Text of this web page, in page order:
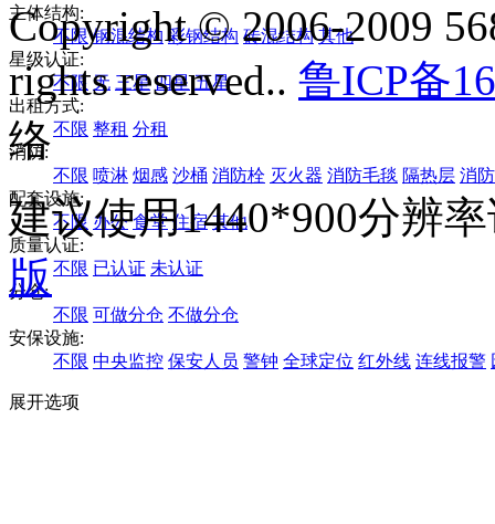
主体结构:
不限 钢混结构 彩钢结构 砖混结构 其他
星级认证:
不限 无 三星 四星 五星
出租方式:
不限 整租 分租
消防:
不限 喷淋 烟感 沙桶 消防栓 灭火器 消防毛毯 隔热层 消
配套设施:
不限 办公 食堂 住宿 其他
质量认证:
不限 已认证 未认证
分仓:
不限 可做分仓 不做分仓
安保设施:
不限 中央监控 保安人员 警钟 全球定位 红外线 连线报警
展开选项
Copyright © 2006-2009
rights reserved.. 鲁ICP备
络
建议使用1440*900分辨
版